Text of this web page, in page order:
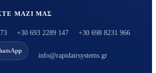
ΜΑΖΊ ΜΑΣ
+30 693 2289 147 +30 698 8231 966
info@rapidairsystems.gr